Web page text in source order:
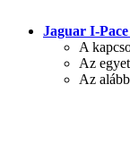
Jaguar I-
A
Az
Az